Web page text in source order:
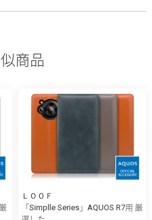
商品
ＬＯＯＦ
「Simplle Series」AQUOS R7用 厳